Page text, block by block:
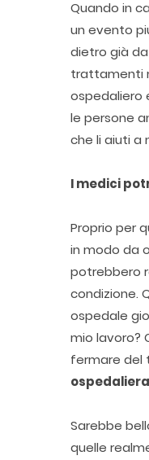
Quando in
un evento
dietro già
trattamenti
ospedaliero
le persone
che li aiuti a
I medici
Proprio per
in modo da
potrebbero
condizione.
ospedale
mio lavoro?
fermare del
Sarebbe
quelle